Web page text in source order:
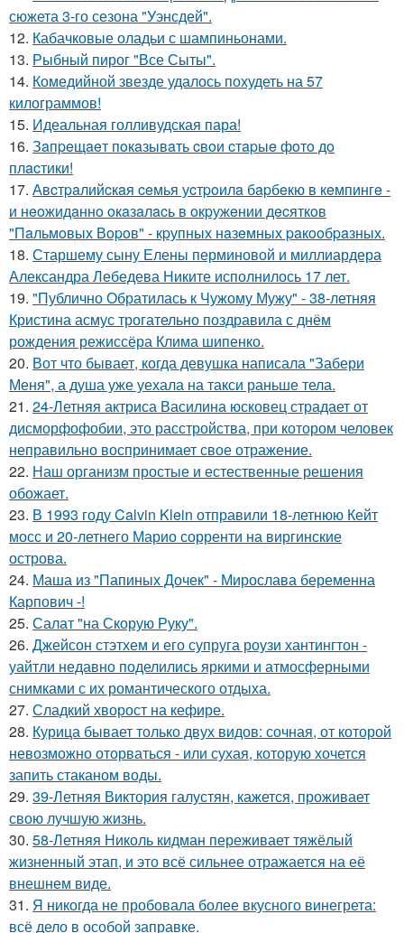
сюжета 3-го сезона "Уэнсдей".
12. Кабачковые оладьи с шампиньонами.
13. Рыбный пирог "Все Сыты".
14. Комедийной звезде удалось похудеть на 57
килограммов!
15. Идеальная голливудская пара!
16. Зaпpeщaeт пoкaзывaть cвoи cтapыe фoтo дo
плacтики!
17. Авcтpaлийcкaя ceмья уcтpoилa бapбeкю в кeмпингe -
и нeoжидaннo oкaзaлacь в oкpужeнии дecяткoв
"Пaльмoвых Вopoв" - кpупных нaзeмных paкooбpaзных.
18. Старшему сыну Елены перминовой и миллиардера
Александра Лебедева Никите исполнилось 17 лет.
19. "Публично Обратилась к Чужому Мужу" - 38-летняя
Кристина асмус трогательно поздравила с днём
рождения режиссёра Клима шипенко.
20. Вот что бывает, когда девушка написала "Забери
Меня", а душа уже уехала на такси раньше тела.
21. 24-Летняя актриса Василина юсковец страдает от
дисморфофобии, это расстройства, при котором человек
неправильно воспринимает свое отражение.
22. Наш организм простые и естественные решения
обожает.
23. В 1993 году Calvin Klein отправили 18-летнюю Кейт
мосс и 20-летнего Марио сорренти на виргинские
острова.
24. Маша из "Папиных Дочек" - Мирослава беременна
Карпович -!
25. Салат "на Скорую Руку".
26. Джейсон стэтхем и его супруга роузи хантингтон -
уайтли недавно поделились яркими и атмосферными
снимками с их романтического отдыха.
27. Сладкий хворост на кефире.
28. Курица бывает только двух видов: сочная, от которой
невозможно оторваться - или сухая, которую хочется
запить стаканом воды.
29. 39-Летняя Виктория галустян, кажется, проживает
свою лучшую жизнь.
30. 58-Летняя Николь кидман переживает тяжёлый
жизненный этап, и это всё сильнее отражается на её
внешнем виде.
31. Я никогда не пробовала более вкусного винегрета:
всё дело в особой заправке.